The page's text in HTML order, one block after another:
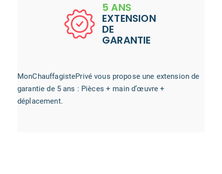
5 ANS
EXTENSION
DE
GARANTIE
MonChauffagistePrivé vous propose une extension de
garantie de 5 ans : Pièces + main d’œuvre +
déplacement.